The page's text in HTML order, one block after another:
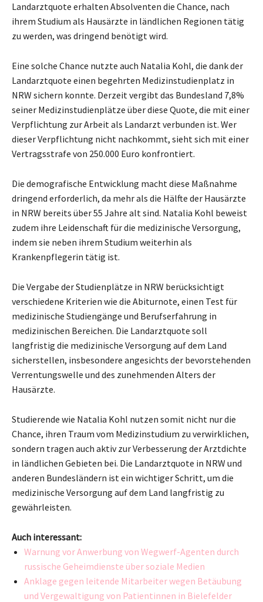
Landarztquote erhalten Absolventen die Chance, nach
ihrem Studium als Hausärzte in ländlichen Regionen tätig
zu werden, was dringend benötigt wird.
Eine solche Chance nutzte auch Natalia Kohl, die dank der
Landarztquote einen begehrten Medizinstudienplatz in
NRW sichern konnte. Derzeit vergibt das Bundesland 7,8%
seiner Medizinstudienplätze über diese Quote, die mit einer
Verpflichtung zur Arbeit als Landarzt verbunden ist. Wer
dieser Verpflichtung nicht nachkommt, sieht sich mit einer
Vertragsstrafe von 250.000 Euro konfrontiert.
Die demografische Entwicklung macht diese Maßnahme
dringend erforderlich, da mehr als die Hälfte der Hausärzte
in NRW bereits über 55 Jahre alt sind. Natalia Kohl beweist
zudem ihre Leidenschaft für die medizinische Versorgung,
indem sie neben ihrem Studium weiterhin als
Krankenpflegerin tätig ist.
Die Vergabe der Studienplätze in NRW berücksichtigt
verschiedene Kriterien wie die Abiturnote, einen Test für
medizinische Studiengänge und Berufserfahrung in
medizinischen Bereichen. Die Landarztquote soll
langfristig die medizinische Versorgung auf dem Land
sicherstellen, insbesondere angesichts der bevorstehenden
Verrentungswelle und des zunehmenden Alters der
Hausärzte.
Studierende wie Natalia Kohl nutzen somit nicht nur die
Chance, ihren Traum vom Medizinstudium zu verwirklichen,
sondern tragen auch aktiv zur Verbesserung der Arztdichte
in ländlichen Gebieten bei. Die Landarztquote in NRW und
anderen Bundesländern ist ein wichtiger Schritt, um die
medizinische Versorgung auf dem Land langfristig zu
gewährleisten.
Auch interessant:
Warnung vor Anwerbung von Wegwerf-Agenten durch
russische Geheimdienste über soziale Medien
Anklage gegen leitende Mitarbeiter wegen Betäubung
und Vergewaltigung von Patientinnen in Bielefelder